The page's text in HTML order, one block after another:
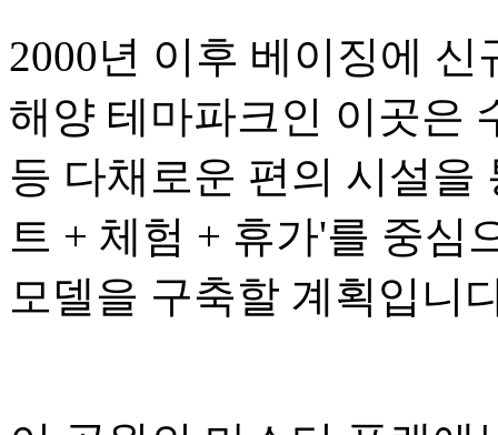
2000년 이후 베이징에
해양 테마파크인 이곳은
등 다채로운 편의 시설을
트 + 체험 + 휴가'를 중심
모델을 구축할 계획입니